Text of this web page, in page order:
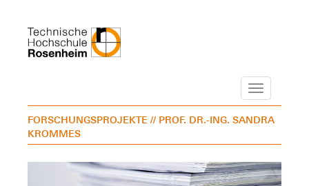
Navigation
FORSCHUNGSPROJEKTE // PROF. DR.-ING. SANDRA
KROMMES